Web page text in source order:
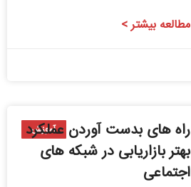
مطالعه بیشتر >
آموزش
راه های بدست آوردن عملکرد
بهتر بازاریابی در شبکه های
اجتماعی